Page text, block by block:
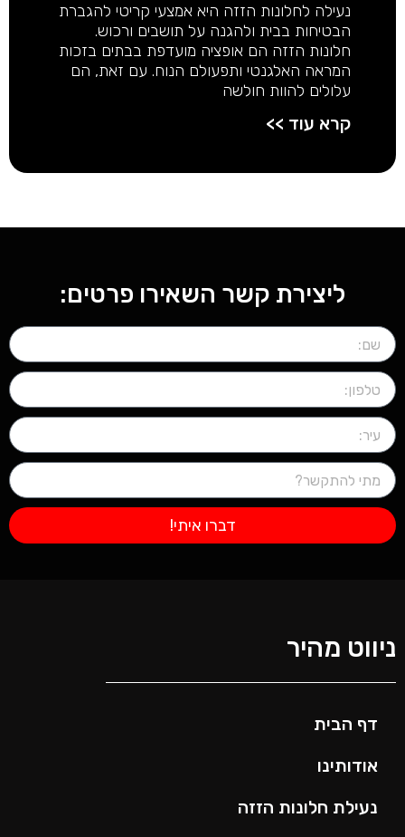
נעילה לחלונות הזזה היא אמצעי קריטי להגברת
הבטיחות בבית ולהגנה על תושבים ורכוש.
חלונות הזזה הם אופציה מועדפת בבתים בזכות
המראה האלגנטי ותפעולם הנוח. עם זאת, הם
עלולים להוות חולשה
קרא עוד >>
ליצירת קשר השאירו פרטים:
דברו איתי!
ניווט מהיר
דף הבית
אודותינו
נעילת חלונות הזזה